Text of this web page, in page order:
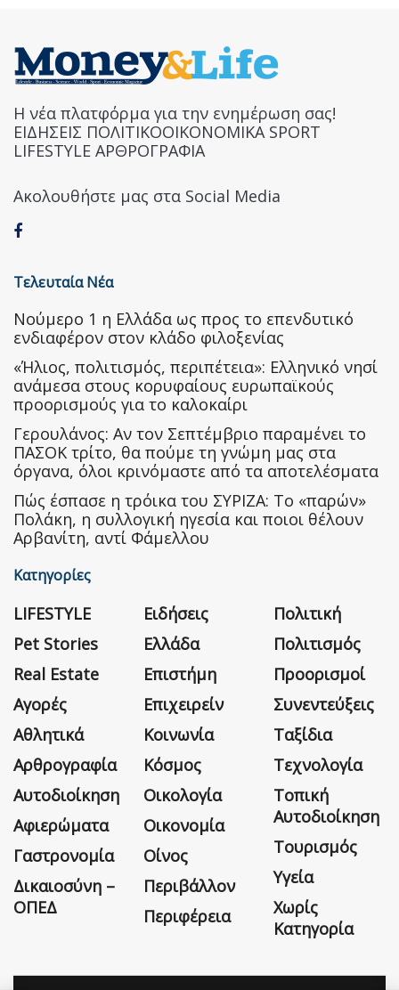
Η νέα πλατφόρμα για την ενημέρωση σας!
ΕΙΔΗΣΕΙΣ ΠΟΛΙΤΙΚΟΟΙΚΟΝΟΜΙΚΑ SPORT
LIFESTYLE ΑΡΘΡΟΓΡΑΦΙΑ
Ακολουθήστε μας στα Social Media
Τελευταία Νέα
Nούμερο 1 η Ελλάδα ως προς το επενδυτικό
ενδιαφέρον στον κλάδο φιλοξενίας
«Ήλιος, πολιτισμός, περιπέτεια»: Ελληνικό νησί
ανάμεσα στους κορυφαίους ευρωπαϊκούς
προορισμούς για το καλοκαίρι
Γερουλάνος: Αν τον Σεπτέμβριο παραμένει το
ΠΑΣΟΚ τρίτο, θα πούμε τη γνώμη μας στα
όργανα, όλοι κρινόμαστε από τα αποτελέσματα
Πώς έσπασε η τρόικα του ΣΥΡΙΖΑ: Το «παρών»
Πολάκη, η συλλογική ηγεσία και ποιοι θέλουν
Αρβανίτη, αντί Φάμελλου
Κατηγορίες
LIFESTYLE
Pet Stories
Real Estate
Αγορές
Αθλητικά
Αρθρογραφία
Αυτοδιοίκηση
Αφιερώματα
Γαστρονομία
Δικαιοσύνη –
ΟΠΕΔ
Ειδήσεις
Ελλάδα
Επιστήμη
Επιχειρείν
Κοινωνία
Κόσμος
Οικολογία
Οικονομία
Οίνος
Περιβάλλον
Περιφέρεια
Πολιτική
Πολιτισμός
Προορισμοί
Συνεντεύξεις
Ταξίδια
Τεχνολογία
Τοπική
Αυτοδιοίκηση
Τουρισμός
Υγεία
Χωρίς
Κατηγορία